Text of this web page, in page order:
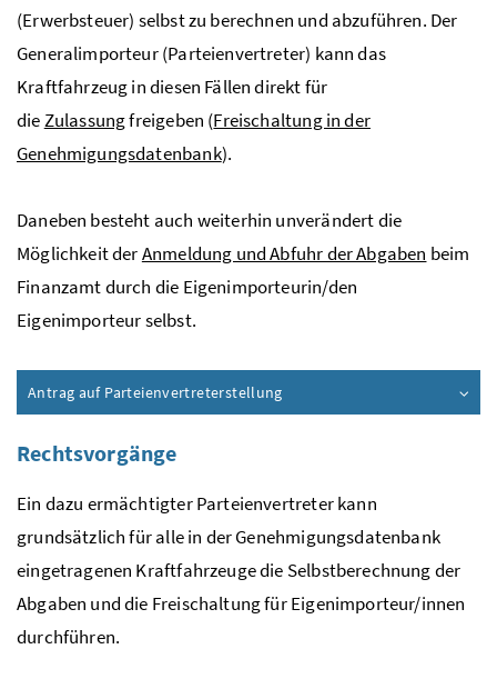
(Erwerbsteuer) selbst zu berechnen und abzuführen. Der
Generalimporteur (Parteienvertreter) kann das
Kraftfahrzeug in diesen Fällen direkt für
dieZulassungfreigeben (Freischaltung in der
Genehmigungsdatenbank).
Daneben besteht auch weiterhin unverändert die
Möglichkeit derAnmeldung und Abfuhr der Abgaben beim
Finanzamt durch die Eigenimporteurin/den
Eigenimporteur selbst.
Antrag auf Parteienvertreterstellung
Rechtsvorgänge
Ein dazu ermächtigter Parteienvertreter kann
grundsätzlich für alle in der Genehmigungsdatenbank
eingetragenen Kraftfahrzeuge die Selbstberechnung der
Abgaben und die Freischaltung für Eigenimporteur/innen
durchführen.